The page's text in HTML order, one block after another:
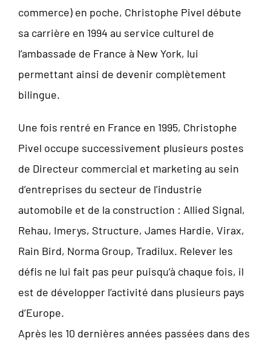
commerce) en poche, Christophe Pivel débute
sa carrière en 1994 au service culturel de
l’ambassade de France à New York, lui
permettant ainsi de devenir complètement
bilingue.
Une fois rentré en France en 1995, Christophe
Pivel occupe successivement plusieurs postes
de Directeur commercial et marketing au sein
d’entreprises du secteur de l’industrie
automobile et de la construction : Allied Signal,
Rehau, Imerys, Structure, James Hardie, Virax,
Rain Bird, Norma Group, Tradilux. Relever les
défis ne lui fait pas peur puisqu’à chaque fois, il
est de développer l’activité dans plusieurs pays
d’Europe.
Après les 10 dernières années passées dans des